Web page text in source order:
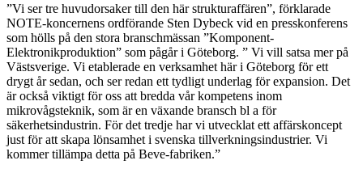
”Vi ser tre huvudorsaker till den här strukturaffären”, förklarade
NOTE-koncernens ordförande Sten Dybeck vid en presskonferens
som hölls på den stora branschmässan ”Komponent-
Elektronikproduktion” som pågår i Göteborg. ” Vi vill satsa mer på
Västsverige. Vi etablerade en verksamhet här i Göteborg för ett
drygt år sedan, och ser redan ett tydligt underlag för expansion. Det
är också viktigt för oss att bredda vår kompetens inom
mikrovågsteknik, som är en växande bransch bl a för
säkerhetsindustrin. För det tredje har vi utvecklat ett affärskoncept
just för att skapa lönsamhet i svenska tillverkningsindustrier. Vi
kommer tillämpa detta på Beve-fabriken.”